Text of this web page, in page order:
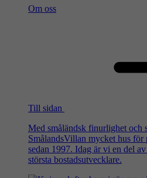
Om oss
Till sidan
Med småländsk finurlighet och
SmålandsVillan mycket hus
sedan 1997. Idag är vi en del
största bostadsutvecklare.